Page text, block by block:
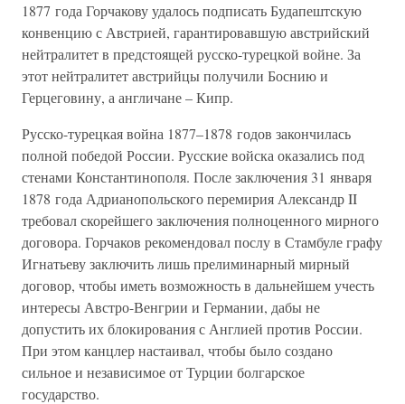
1877 года Горчакову удалось подписать Будапештскую
конвенцию с Австрией, гарантировавшую австрийский
нейтралитет в предстоящей русско-турецкой войне. За
этот нейтралитет австрийцы получили Боснию и
Герцеговину, а англичане – Кипр.
Русско-турецкая война 1877–1878 годов закончилась
полной победой России. Русские войска оказались под
стенами Константинополя. После заключения 31 января
1878 года Адрианопольского перемирия Александр II
требовал скорейшего заключения полноценного мирного
договора. Горчаков рекомендовал послу в Стамбуле графу
Игнатьеву заключить лишь прелиминарный мирный
договор, чтобы иметь возможность в дальнейшем учесть
интересы Австро-Венгрии и Германии, дабы не
допустить их блокирования с Англией против России.
При этом канцлер настаивал, чтобы было создано
сильное и независимое от Турции болгарское
государство.